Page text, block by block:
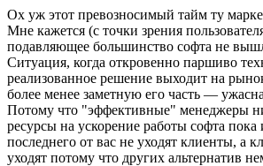
Ох уж этот превозносимый тайм ту
Мне кажется (с точки зрения
подавляющее большинство софта не
Ситуация, когда откровенно паршиво
реализованное решение выходит на
более менее заметную его часть —
Потому что "эффективные" менеджеры
ресурсы на ускорение работы софта пока
последнего от вас не уходят клиенты, а
уходят потому что других альтернатив